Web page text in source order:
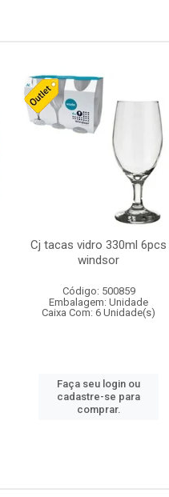
Cj tacas vidro 330ml 6pcs
windsor
Código: 500859
Embalagem: Unidade
Caixa Com: 6 Unidade(s)
Faça seu login ou
cadastre-se para
comprar.